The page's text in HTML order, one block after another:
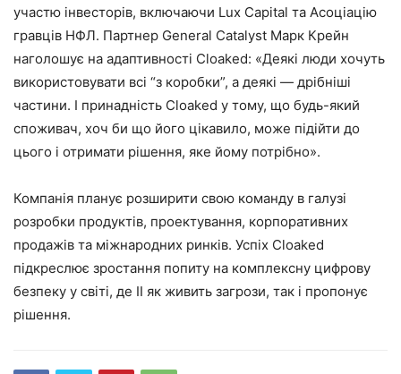
участю інвесторів, включаючи Lux Capital та Асоціацію
гравців НФЛ. Партнер General Catalyst Марк Крейн
наголошує на адаптивності Cloaked: «Деякі люди хочуть
використовувати всі “з коробки”, а деякі — дрібніші
частини. І принадність Cloaked у тому, що будь-який
споживач, хоч би що його цікавило, може підійти до
цього і отримати рішення, яке йому потрібно».
Компанія планує розширити свою команду в галузі
розробки продуктів, проектування, корпоративних
продажів та міжнародних ринків. Успіх Cloaked
підкреслює зростання попиту на комплексну цифрову
безпеку у світі, де ІІ як живить загрози, так і пропонує
рішення.